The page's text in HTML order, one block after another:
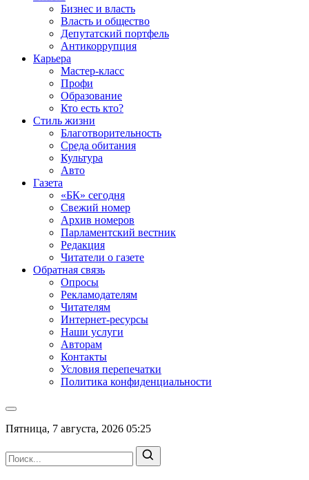
Бизнес и власть
Власть и общество
Депутатский портфель
Антикоррупция
Карьера
Мастер-класс
Профи
Образование
Кто есть кто?
Стиль жизни
Благотворительность
Среда обитания
Культура
Авто
Газета
«БК» сегодня
Свежий номер
Архив номеров
Парламентский вестник
Редакция
Читатели о газете
Обратная связь
Опросы
Рекламодателям
Читателям
Интернет-ресурсы
Наши услуги
Авторам
Контакты
Условия перепечатки
Политика конфиденциальности
Пятница, 7 августа, 2026 05:25